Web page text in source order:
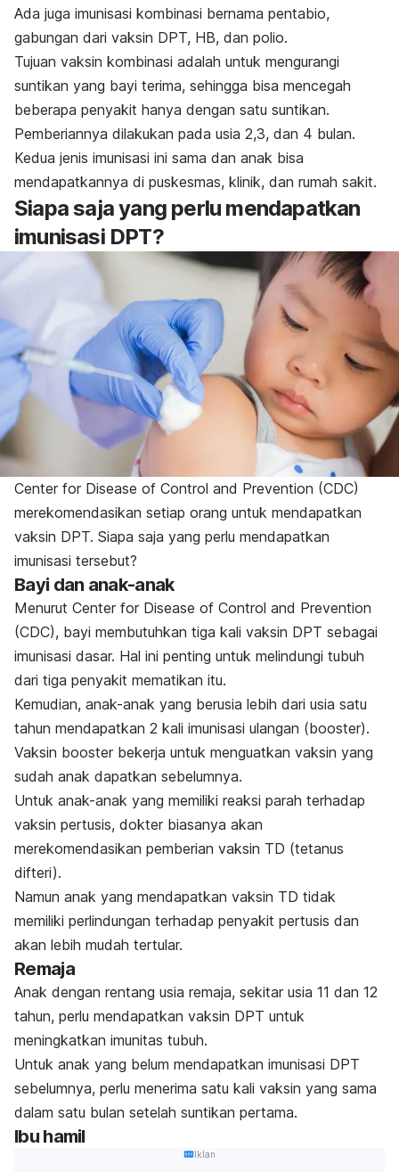
Ada juga imunisasi kombinasi bernama pentabio,
gabungan dari vaksin DPT, HB, dan polio.
Tujuan vaksin kombinasi adalah untuk mengurangi
suntikan yang bayi terima, sehingga bisa mencegah
beberapa penyakit hanya dengan satu suntikan.
Pemberiannya dilakukan pada usia 2,3, dan 4 bulan.
Kedua jenis imunisasi ini sama dan anak bisa
mendapatkannya di puskesmas, klinik, dan rumah sakit.
Siapa saja yang perlu mendapatkan
imunisasi DPT?
Center for Disease of Control and Prevention (CDC)
merekomendasikan setiap orang untuk mendapatkan
vaksin DPT. Siapa saja yang perlu mendapatkan
imunisasi tersebut?
Bayi dan anak-anak
Menurut Center for Disease of Control and Prevention
(CDC), bayi membutuhkan tiga kali vaksin DPT sebagai
imunisasi dasar. Hal ini penting untuk melindungi tubuh
dari tiga penyakit mematikan itu.
Kemudian, anak-anak yang berusia lebih dari usia satu
tahun mendapatkan 2 kali imunisasi ulangan (booster).
Vaksin booster bekerja untuk menguatkan vaksin yang
sudah anak dapatkan sebelumnya.
Untuk anak-anak yang memiliki reaksi parah terhadap
vaksin pertusis, dokter biasanya akan
merekomendasikan pemberian vaksin TD (tetanus
difteri).
Namun anak yang mendapatkan vaksin TD tidak
memiliki perlindungan terhadap penyakit pertusis dan
akan lebih mudah tertular.
Remaja
Anak dengan rentang usia remaja, sekitar usia 11 dan 12
tahun, perlu mendapatkan vaksin DPT untuk
meningkatkan imunitas tubuh.
Untuk anak yang belum mendapatkan imunisasi DPT
sebelumnya, perlu menerima satu kali vaksin yang sama
dalam satu bulan setelah suntikan pertama.
Ibu hamil
Iklan